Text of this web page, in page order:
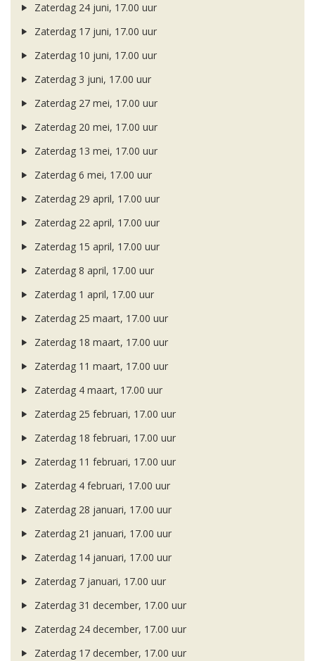
Zaterdag 24 juni, 17.00 uur
Zaterdag 17 juni, 17.00 uur
Zaterdag 10 juni, 17.00 uur
Zaterdag 3 juni, 17.00 uur
Zaterdag 27 mei, 17.00 uur
Zaterdag 20 mei, 17.00 uur
Zaterdag 13 mei, 17.00 uur
Zaterdag 6 mei, 17.00 uur
Zaterdag 29 april, 17.00 uur
Zaterdag 22 april, 17.00 uur
Zaterdag 15 april, 17.00 uur
Zaterdag 8 april, 17.00 uur
Zaterdag 1 april, 17.00 uur
Zaterdag 25 maart, 17.00 uur
Zaterdag 18 maart, 17.00 uur
Zaterdag 11 maart, 17.00 uur
Zaterdag 4 maart, 17.00 uur
Zaterdag 25 februari, 17.00 uur
Zaterdag 18 februari, 17.00 uur
Zaterdag 11 februari, 17.00 uur
Zaterdag 4 februari, 17.00 uur
Zaterdag 28 januari, 17.00 uur
Zaterdag 21 januari, 17.00 uur
Zaterdag 14 januari, 17.00 uur
Zaterdag 7 januari, 17.00 uur
Zaterdag 31 december, 17.00 uur
Zaterdag 24 december, 17.00 uur
Zaterdag 17 december, 17.00 uur